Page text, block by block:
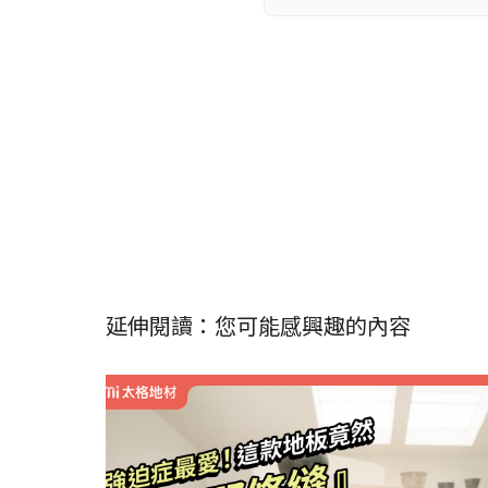
延伸閱讀：您可能感興趣的內容